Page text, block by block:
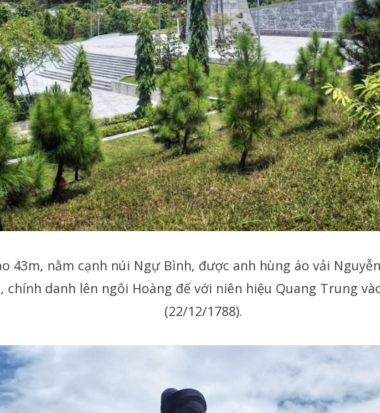
43m, nằm cạnh núi Ngự Bình, được anh hùng áo vải
danh lên ngôi Hoàng đế với niên hiệu Quang Trung
(22/12/1788).